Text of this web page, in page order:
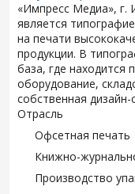
«Импресс Медиа», г.
является
на печати
продукции. В
база, где находится
оборудование,
собственная
Отрасль
Офсетная печать
Книжно-
Производство